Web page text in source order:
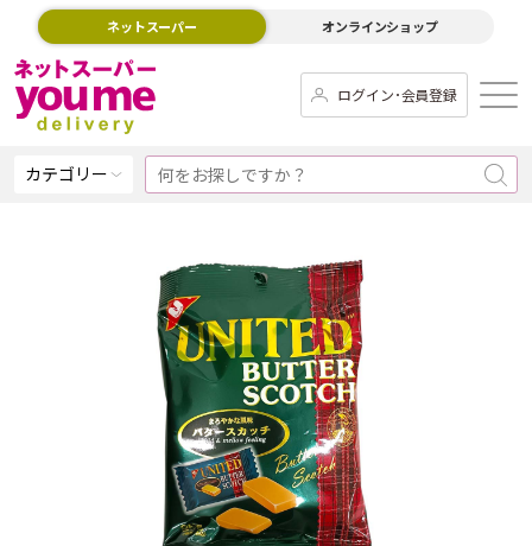
ネットスーパー オンラインショップ
ログイン･会員登録
カテゴリー